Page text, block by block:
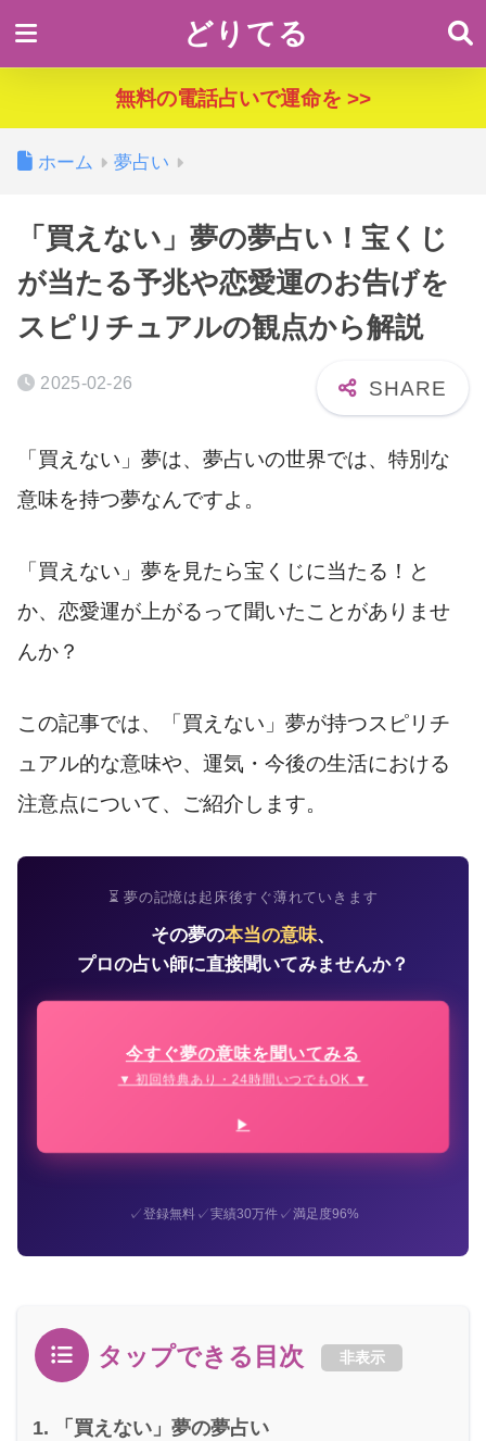
どりてる
無料の電話占いで運命を >>
ホーム 夢占い
「買えない」夢の夢占い！宝くじ
が当たる予兆や恋愛運のお告げを
スピリチュアルの観点から解説
2025-02-26
「買えない」夢は、夢占いの世界では、特別な
意味を持つ夢なんですよ。
「買えない」夢を見たら宝くじに当たる！と
か、恋愛運が上がるって聞いたことがありませ
んか？
この記事では、「買えない」夢が持つスピリチ
ュアル的な意味や、運気・今後の生活における
注意点について、ご紹介します。
⏳ 夢の記憶は起床後すぐ薄れていきます
その夢の本当の意味、
プロの占い師に直接聞いてみませんか？
今すぐ夢の意味を聞いてみる
▼ 初回特典あり・24時間いつでもOK ▼
✓登録無料✓実績30万件✓満足度96%
タップできる目次 非表示
「買えない」夢の夢占い